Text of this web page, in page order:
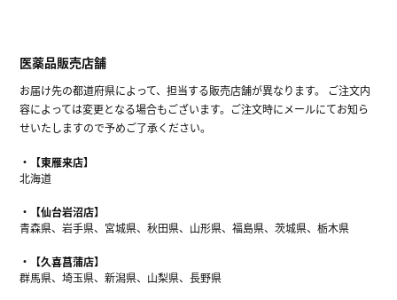
医薬品販売店舗
お届け先の都道府県によって、担当する販売店舗が異なります。 ご注文内
容によっては変更となる場合もございます。ご注文時にメールにてお知ら
せいたしますので予めご了承ください。
【東雁来店】
北海道
【仙台岩沼店】
青森県、岩手県、宮城県、秋田県、山形県、福島県、茨城県、栃木県
【久喜菖蒲店】
群馬県、埼玉県、新潟県、山梨県、長野県